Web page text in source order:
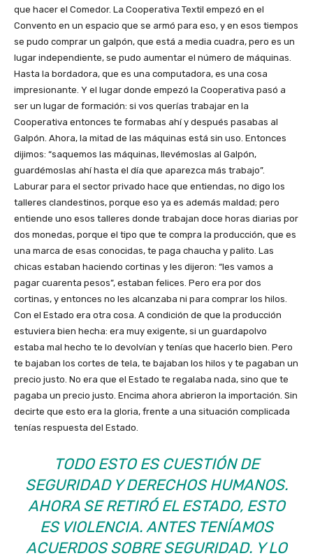
que hacer el Comedor. La Cooperativa Textil empezó en el
Convento en un espacio que se armó para eso, y en esos tiempos
se pudo comprar un galpón, que está a media cuadra, pero es un
lugar independiente, se pudo aumentar el número de máquinas.
Hasta la bordadora, que es una computadora, es una cosa
impresionante. Y el lugar donde empezó la Cooperativa pasó a
ser un lugar de formación: si vos querías trabajar en la
Cooperativa entonces te formabas ahí y después pasabas al
Galpón. Ahora, la mitad de las máquinas está sin uso. Entonces
dijimos: “saquemos las máquinas, llevémoslas al Galpón,
guardémoslas ahí hasta el día que aparezca más trabajo”.
Laburar para el sector privado hace que entiendas, no digo los
talleres clandestinos, porque eso ya es además maldad; pero
entiende uno esos talleres donde trabajan doce horas diarias por
dos monedas, porque el tipo que te compra la producción, que es
una marca de esas conocidas, te paga chaucha y palito. Las
chicas estaban haciendo cortinas y les dijeron: “les vamos a
pagar cuarenta pesos”, estaban felices. Pero era por dos
cortinas, y entonces no les alcanzaba ni para comprar los hilos.
Con el Estado era otra cosa. A condición de que la producción
estuviera bien hecha: era muy exigente, si un guardapolvo
estaba mal hecho te lo devolvían y tenías que hacerlo bien. Pero
te bajaban los cortes de tela, te bajaban los hilos y te pagaban un
precio justo. No era que el Estado te regalaba nada, sino que te
pagaba un precio justo. Encima ahora abrieron la importación. Sin
decirte que esto era la gloria, frente a una situación complicada
tenías respuesta del Estado.
TODO ESTO ES CUESTIÓN DE
SEGURIDAD Y DERECHOS HUMANOS.
AHORA SE RETIRÓ EL ESTADO, ESTO
ES VIOLENCIA. ANTES TENÍAMOS
ACUERDOS SOBRE SEGURIDAD. Y LO